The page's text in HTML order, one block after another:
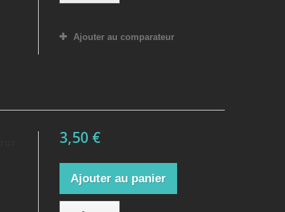
Ajouter au comparateur
3,50 €
Ajouter au panier